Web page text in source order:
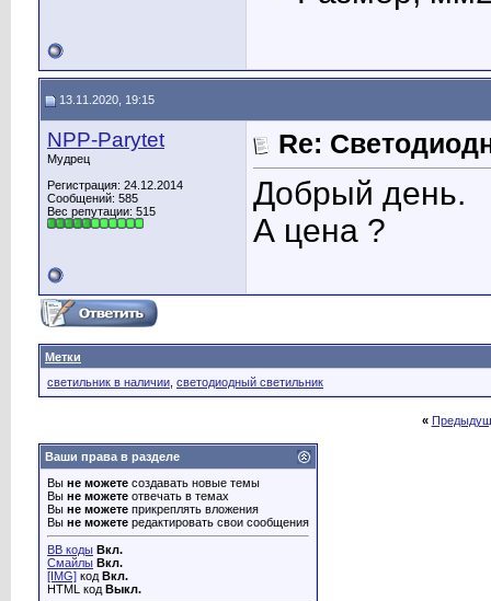
13.11.2020, 19:15
NPP-Parytet
Мудрец
Регистрация: 24.12.2014
Сообщений: 585
Вес репутации: 515
Re:
Добрый день.
А цена ?
Метки
светильник в наличии светодиодный светильник
«
Ваши права в разделе
Вы не можете создавать новые темы
Вы не можете отвечать в темах
Вы не можете прикреплять вложения
Вы не можете редактировать свои сообщения
BB коды Вкл.
Смайлы Вкл.
[IMG] код Вкл.
HTML код Выкл.